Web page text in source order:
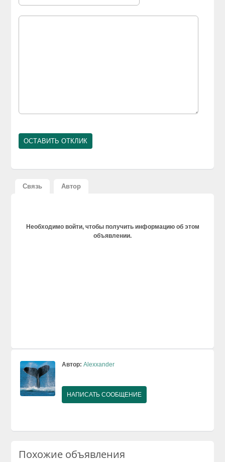
Связь Автор
Необходимо войти, чтобы получить информацию об этом
объявлении.
Автор: Alexxander
НАПИСАТЬ СООБЩЕНИЕ
Похожие объявления